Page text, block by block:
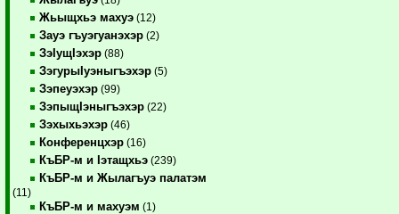
Жьыщхьэ махуэ (12)
Зауэ гъуэгуанэхэр (2)
ЗэIущIэхэр (88)
ЗэгурыIуэныгъэхэр (5)
Зэпеуэхэр (99)
ЗэпыщIэныгъэхэр (22)
Зэхыхьэхэр (46)
Конференцхэр (16)
КъБР-м и Iэтащхьэ (239)
КъБР-м и Жылагъуэ палатэм
(11)
КъБР-м и махуэм (1)